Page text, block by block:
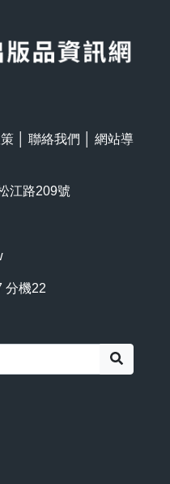
聯絡我們
網站導
江路209號
分機22